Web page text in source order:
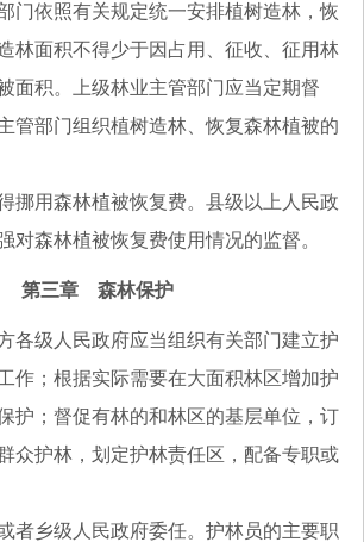
门依照有关规定统一安排植树造林，恢
林面积不得少于因占用、征收、征用林
面积。上级林业主管部门应当定期督
管部门组织植树造林、恢复森林植被的
挪用森林植被恢复费。县级以上人民政
对森林植被恢复费使用情况的监督。
第三章 森林保护
人民政府应当组织有关部门建立护
作；根据实际需要在大面积林区增加护
护；督促有林的和林区的基层单位，订
众护林，划定护林责任区，配备专职或
者乡级人民政府委任。护林员的主要职